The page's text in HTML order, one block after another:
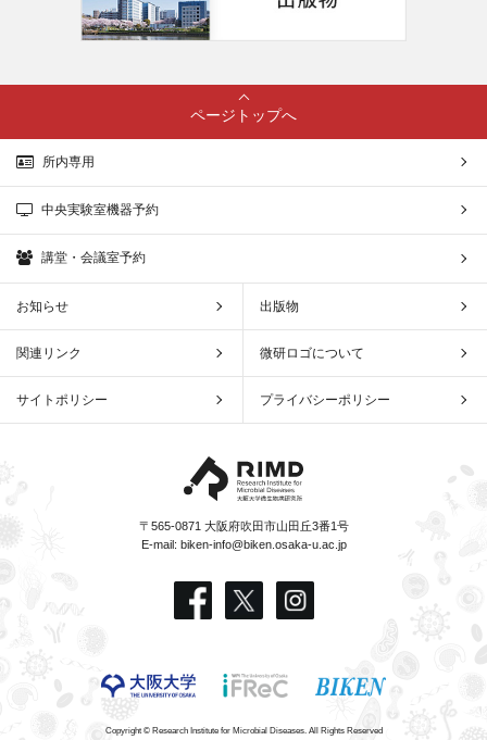
ページトップへ
所内専用
中央実験室機器予約
講堂・会議室予約
お知らせ 出版物
関連リンク 微研ロゴについて
サイトポリシー プライバシーポリシー
〒565-0871 大阪府吹田市山田丘3番1号
E-mail: biken-info@biken.osaka-u.ac.jp
Copyright © Research Institute for Microbial Diseases. All Rights Reserved